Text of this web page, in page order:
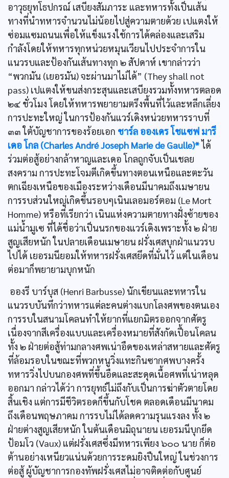
อาวุธยุทโธปกรณ์ เสบียงสัมภาระ และทหารทั้งเป็นเส้น
ทางที่นำทหารจำนวนไม่น้อยไปสู่ความตายด้วย เปแตงให้
ซ่อมแซมถนนเพื่อให้แข็งแรงใช้การได้คล่องและเสริม
กำลังโดยให้ทหารทุกหน่วยหมุนเวียนไปประจำการใน
แนวรบและป้องกันเส้นทางทุก ๒ สัปดาห์ เขากล่าวว่า
“พวกมัน (เยอรมัน) จะผ่านมาไม่ได้” (They shall not
pass) เปแตงให้ขนส่งกระสุนและเสบียงรวมทั้งทหารตลอด
๒๔ ชั่วโมง โดยให้ทหารพยายามตรึงพื้นที่ไว้และหลีกเลี่ยง
การปะทะใหญ่ ในการป้องกันแวร์เดิงหน่วยทหารราบที่
๓๓ ใต้บัญชาการของร้อยเอก ชาร์ล อองเดร โชแซฟ มารี
เดอ โกล (Charles André Joseph Marie de Gaulle)*ได้
ร่วมต่อสู้อย่างกล้าหาญและเดอ โกลถูกจับเป็นเชลย
สงคราม การปะทะโจมตีเกิดขึ้นทางตอนเหนือและตะวัน
ตกเฉียงเหนือของเมืองระหว่างเดือนมีนาคมถึงเมษายน
การรบส่วนใหญ่เกิดขึ้นรอบๆเนินเลอมอร์ตอม (Le Mort
Homme) หรือที่เรียกว่า เนินแห่งความตายทางฝั่งซ้ายของ
แม่น้ำมูเซ ที่ได้ชื่อว่าเป็นนรกของแวร์เดิงเพราะทั้ง ๒ ฝ่าย
สูญเสียหนัก ในปลายเดือนเมษายน ฝรั่งเศสบุกฝ่าแนวรบ
ไปได้ เยอรมนียอมให้ทหารฝรั่งเศสยึดที่มั่นไว้ แต่ในเดือน
ต่อมาก็พยายามบุกหนัก
อองรี บาร์บุส (Henri Barbusse) นักเขียนและทหารใน
แนวรบบันทึกว่าทหารแต่ละคนต่างแบกโลงศพของตนเอง
การรบในสนามโคลนทำให้ยากที่แยกมิตรออกจากศัตรู
เนื่องจากสีเครื่องแบบและเครื่องหมายที่สังกัดเปื้อนโคลน
ทั้ง ๒ ฝ่ายต่อสู้ท่ามกลางศพเน่าอืดของเหล่าสหายและศัตรู
ที่ล้อมรอบในขณะที่พวกหนูวิ่งแทะกินซากศพบางครั้ง
ทหารวิ่งไปบนกองศพที่ขึ้นอืดและสะดุดเนื้อศพที่เน่าหลุด
ออกมา กล่าวได้ว่า การยุทธ์ไม่ถึงกับเป็นการฆ่าตัวตายโดย
สิ้นเชิง แต่การมีชีวิตรอดก็ขึ้นกับโชค ตลอดเดือนมีนาคม
ถึงเดือนพฤษภาคม การรบไม่ได้ลดความรุนแรงลง ทั้ง ๒
ฝ่ายต่างสูญเสียหนัก ในต้นเดือนมิถุนายน เยอรมนีบุกยึด
ป้อมโว (Vaux) แต่ฝรั่งเศสซึ่งมีทหารเพียง ๖๐๐ นาย ก็ต่อ
ต้านอย่างเหนียวแน่นด้วยการระดมยิงปืนใหญ่ ในช่วงการ
ต่อสู้ ผู้บัญชาการกองทัพฝรั่งเศสไม่อาจติดต่อกับศูนย์